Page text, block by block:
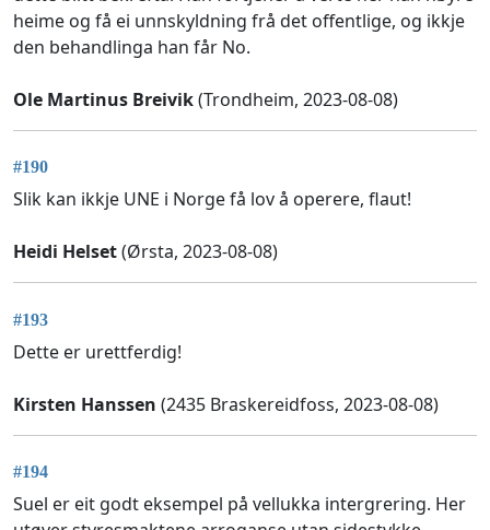
heime og få ei unnskyldning frå det offentlige, og ikkje
den behandlinga han får No.
Ole Martinus Breivik(Trondheim, 2023-08-08)
#190
Slik kan ikkje UNE i Norge få lov å operere, flaut!
Heidi Helset(Ørsta, 2023-08-08)
#193
Dette er urettferdig!
Kirsten Hanssen (2435 Braskereidfoss, 2023-08-08)
#194
Suel er eit godt eksempel på vellukka intergrering. Her